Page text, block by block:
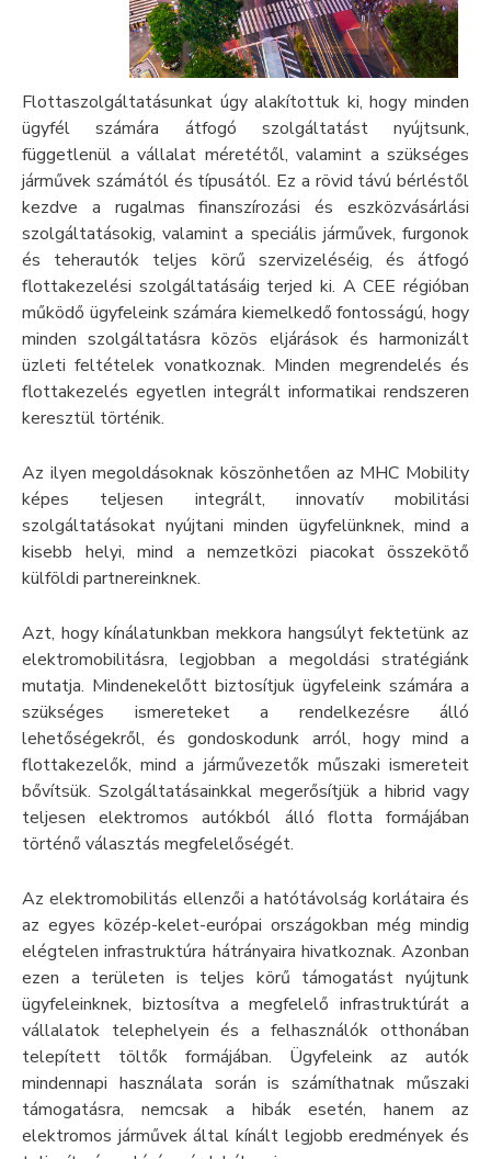
Flottaszolgáltatásunkat úgy alakítottuk ki, hogy minden
ügyfél számára átfogó szolgáltatást nyújtsunk,
függetlenül a vállalat méretétől, valamint a szükséges
járművek számától és típusától. Ez a rövid távú bérléstől
kezdve a rugalmas finanszírozási és eszközvásárlási
szolgáltatásokig, valamint a speciális járművek, furgonok
és teherautók teljes körű szervizeléséig, és átfogó
flottakezelési szolgáltatásáig terjed ki. A CEE régióban
működő ügyfeleink számára kiemelkedő fontosságú, hogy
minden szolgáltatásra közös eljárások és harmonizált
üzleti feltételek vonatkoznak. Minden megrendelés és
flottakezelés egyetlen integrált informatikai rendszeren
keresztül történik.
Az ilyen megoldásoknak köszönhetően az MHC Mobility
képes teljesen integrált, innovatív mobilitási
szolgáltatásokat nyújtani minden ügyfelünknek, mind a
kisebb helyi, mind a nemzetközi piacokat összekötő
külföldi partnereinknek.
Azt, hogy kínálatunkban mekkora hangsúlyt fektetünk az
elektromobilitásra, legjobban a megoldási stratégiánk
mutatja. Mindenekelőtt biztosítjuk ügyfeleink számára a
szükséges ismereteket a rendelkezésre álló
lehetőségekről, és gondoskodunk arról, hogy mind a
flottakezelők, mind a járművezetők műszaki ismereteit
bővítsük. Szolgáltatásainkkal megerősítjük a hibrid vagy
teljesen elektromos autókból álló flotta formájában
történő választás megfelelőségét.
Az elektromobilitás ellenzői a hatótávolság korlátaira és
az egyes közép-kelet-európai országokban még mindig
elégtelen infrastruktúra hátrányaira hivatkoznak. Azonban
ezen a területen is teljes körű támogatást nyújtunk
ügyfeleinknek, biztosítva a megfelelő infrastruktúrát a
vállalatok telephelyein és a felhasználók otthonában
telepített töltők formájában. Ügyfeleink az autók
mindennapi használata során is számíthatnak műszaki
támogatásra, nemcsak a hibák esetén, hanem az
elektromos járművek által kínált legjobb eredmények és